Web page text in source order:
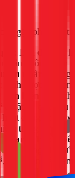
bạn gặp phải các
Bạn đã thực
vẫn không biến
nhân:
Tiếng
định được nó đến
linh kiện:
Việc
thuật và dụng cụ
hoạt động chính
trọng hơn.
gian:
Thợ
mặt trong 30
giúp bạn yên tâm